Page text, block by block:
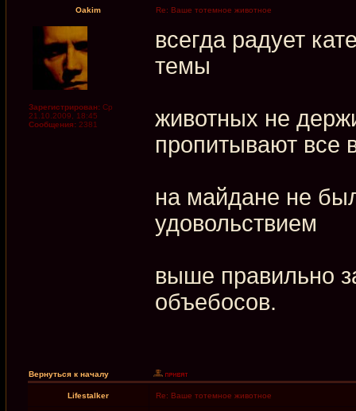
Oakim Re: Ваше тотемное животное
Зарегистрирован: Ср
21.10.2009, 18:45
Сообщения: 2381
всегда радует
темы
животных не
пропитывают все
на майдане не
удовольствием
выше правильно
объебосов.
Вернуться к началу
Lifestalker Re: Ваше тотемное животное